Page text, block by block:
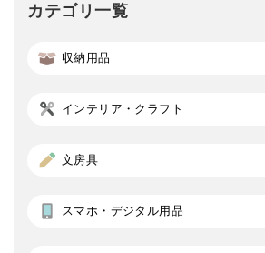
カテゴリ一覧
収納用品
インテリア・クラフト
文房具
スマホ・デジタル用品